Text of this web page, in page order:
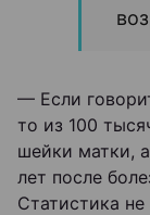
— Если
то из 100
шейки матки,
лет после
Статистика